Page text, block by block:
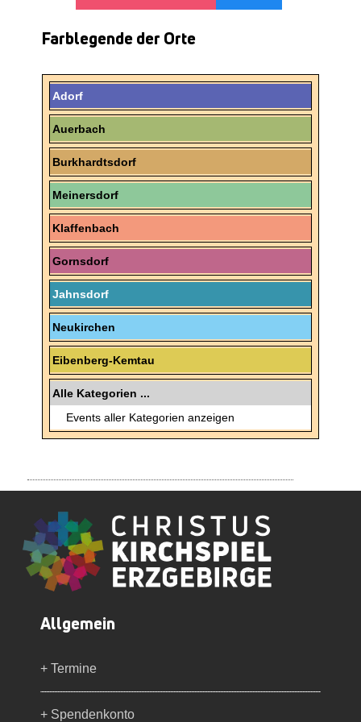
Farblegende der Orte
Adorf
Auerbach
Burkhardtsdorf
Meinersdorf
Klaffenbach
Gornsdorf
Jahnsdorf
Neukirchen
Eibenberg-Kemtau
Alle Kategorien ...
Events aller Kategorien anzeigen
Allgemein
+ Termine
+ Spendenkonto